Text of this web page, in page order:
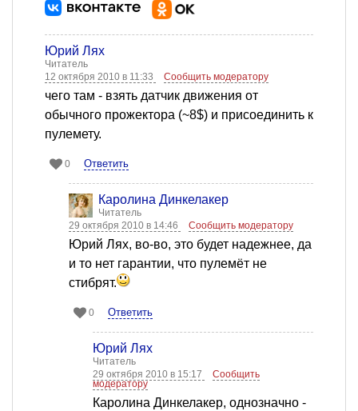
Юрий Лях
Читатель
12 октября 2010 в 11:33
Сообщить модератору
чего там - взять датчик движения от
обычного прожектора (~8$) и присоединить к
пулемету.
0 Ответить
Каролина Динкелакер
Читатель
29 октября 2010 в 14:46
Сообщить модератору
Юрий Лях, во-во, это будет надежнее, да
и то нет гарантии, что пулемёт не
стибрят.
0 Ответить
Юрий Лях
Читатель
29 октября 2010 в 15:17
Сообщить
модератору
Каролина Динкелакер, однозначно -